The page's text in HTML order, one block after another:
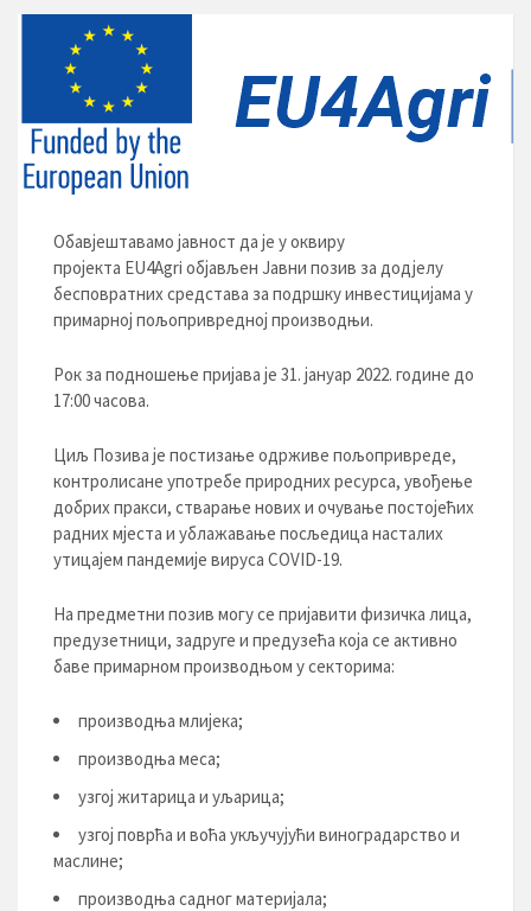
Обавјештавамо јавност да је у оквиру
пројекта EU4Agri објављен Јавни позив за додјелу
бесповратних средстава за подршку инвестицијама у
примарној пољопривредној производњи.
Рок за подношење пријава је 31. јануар 2022. године до
17:00 часова.
Циљ Позива је постизање одрживе пољопривреде,
контролисане употребе природних ресурса, увођење
добрих пракси, стварање нових и очување постојећих
радних мјеста и ублажавање посљедица насталих
утицајем пандемије вируса COVID-19.
На предметни позив могу се пријавити физичка лица,
предузетници, задруге и предузећа која се активно
баве примарном производњом у секторима:
производња млијека;
производња меса;
узгој житарица и уљарица;
узгој поврћа и воћа укључујући виноградарство и
маслине;
производња садног материјала;